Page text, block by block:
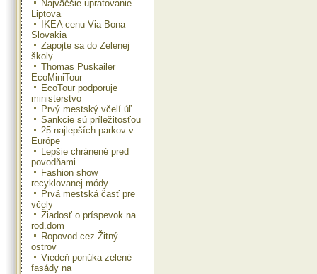
Najväčšie upratovanie
Liptova
IKEA cenu Via Bona
Slovakia
Zapojte sa do Zelenej
školy
Thomas Puskailer
EcoMiniTour
EcoTour podporuje
ministerstvo
Prvý mestský včelí úľ
Sankcie sú príležitosťou
25 najlepších parkov v
Európe
Lepšie chránené pred
povodňami
Fashion show
recyklovanej módy
Prvá mestská časť pre
včely
Žiadosť o príspevok na
rod.dom
Ropovod cez Žitný
ostrov
Viedeň ponúka zelené
fasády na